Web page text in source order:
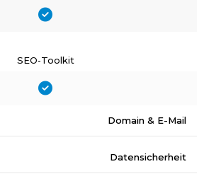
SEO-Toolkit
Domain & E-Mail
Datensicherheit